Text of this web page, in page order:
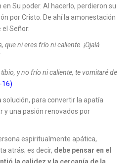
en Su poder. Al hacerlo, perdieron su
por Cristo. De ahí la amonestación
el Señor:
que ni eres frío ni caliente. ¡Ojalá
y no frío ni caliente, te vomitaré de
16)
solución, para convertir la apatía
y una pasión renovados por
espiritualmente apática,
atrás; es decir, debe pensar en el